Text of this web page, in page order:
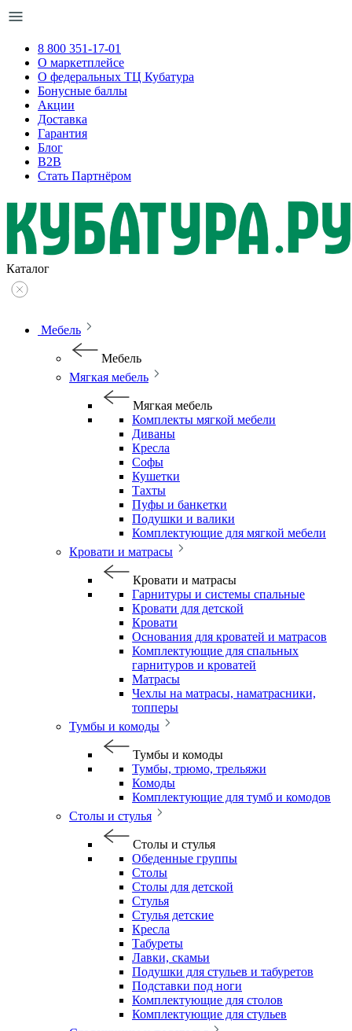
8 800 351-17-01
О маркетплейсе
О федеральных ТЦ Кубатура
Бонусные баллы
Акции
Доставка
Гарантия
Блог
B2B
Стать Партнёром
Каталог
Мебель
Мебель
Мягкая мебель
Мягкая мебель
Комплекты мягкой мебели
Диваны
Кресла
Софы
Кушетки
Тахты
Пуфы и банкетки
Подушки и валики
Комплектующие для мягкой мебели
Кровати и матрасы
Кровати и матрасы
Гарнитуры и системы спальные
Кровати для детской
Кровати
Основания для кроватей и матрасов
Комплектующие для спальных
гарнитуров и кроватей
Матрасы
Чехлы на матрасы, наматрасники,
топперы
Тумбы и комоды
Тумбы и комоды
Тумбы, трюмо, трельяжи
Комоды
Комплектующие для тумб и комодов
Столы и стулья
Столы и стулья
Обеденные группы
Столы
Столы для детской
Стулья
Стулья детские
Кресла
Табуреты
Лавки, скамьи
Подушки для стульев и табуретов
Подставки под ноги
Комплектующие для столов
Комплектующие для стульев